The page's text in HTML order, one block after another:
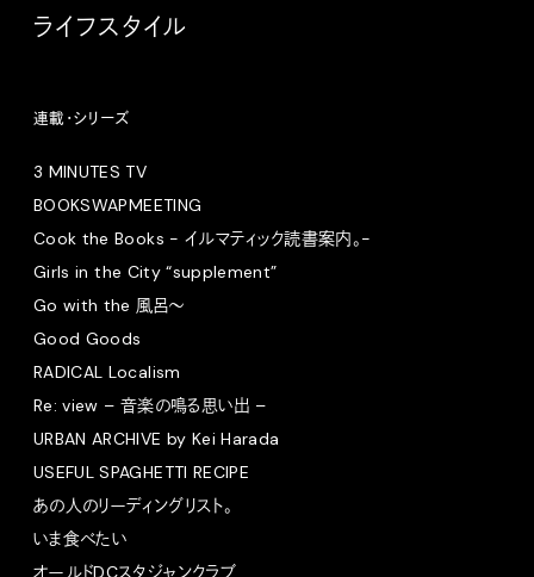
ライフスタイル
連載・シリーズ
3 MINUTES TV
BOOKSWAPMEETING
Cook the Books - イルマティック読書案内。-
Girls in the City “supplement”
Go with the 風呂〜
Good Goods
RADICAL Localism
Re: view – 音楽の鳴る思い出 –
URBAN ARCHIVE by Kei Harada
USEFUL SPAGHETTI RECIPE
あの人のリーディングリスト。
いま食べたい
オールドDCスタジャンクラブ